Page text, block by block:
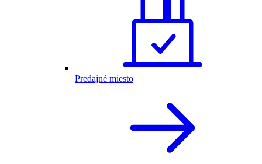
Predajné miesto